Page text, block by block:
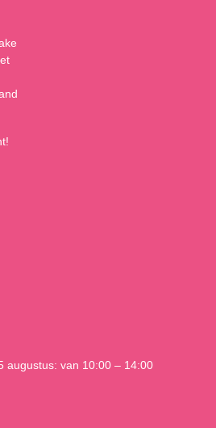
augustus: van 10:00 – 14:00